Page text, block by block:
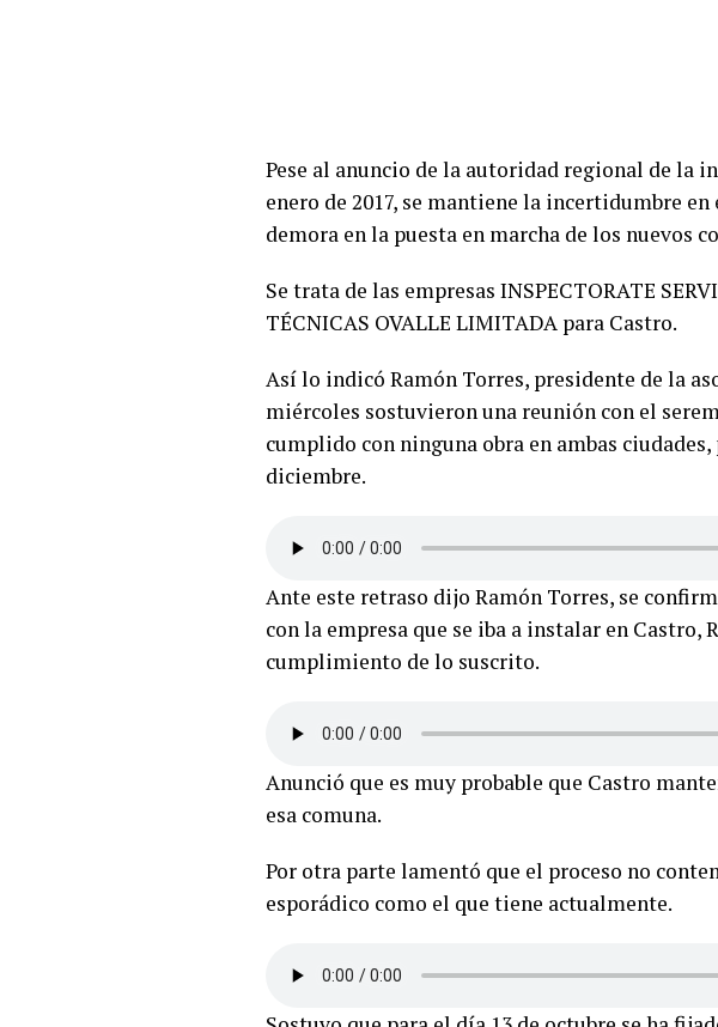
Pese al anuncio de la autoridad regional de la
enero de 2017, se mantiene la incertidumbre
demora en la puesta en marcha de los nuevos
Se trata de las empresas INSPECTORATE
TÉCNICAS OVALLE LIMITADA para Castro.
Así lo indicó Ramón Torres, presidente de la
miércoles sostuvieron una reunión con el
cumplido con ninguna obra en ambas
diciembre.
Ante este retraso dijo Ramón Torres, se
con la empresa que se iba a instalar en Castro,
cumplimiento de lo suscrito.
Anunció que es muy probable que Castro
esa comuna.
Por otra parte lamentó que el proceso no
esporádico como el que tiene actualmente.